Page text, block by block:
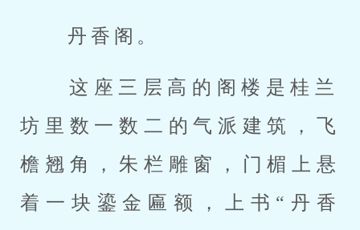
丹香阁。
坊里数一数二的气派建筑，飞
檐翘角，朱栏雕窗，门楣上悬
着一块鎏金匾额，上书“丹香